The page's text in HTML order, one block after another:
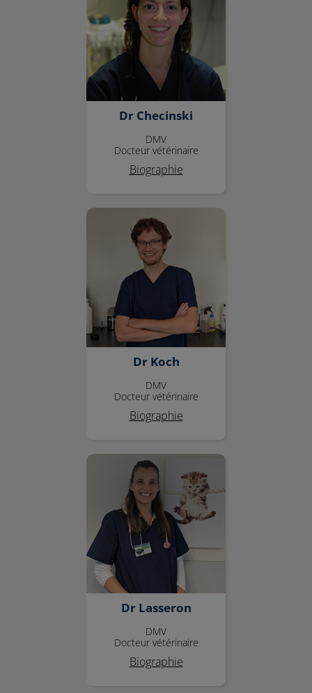
Dr Checinski
DMV
Docteur vétérinaire
Biographie
Dr Koch
Dr Koch
DMV
Docteur vétérinaire
Biographie
Dr Lasseron
Dr Lasseron
DMV
Docteur vétérinaire
Biographie